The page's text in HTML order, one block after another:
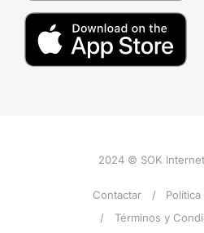
2024 © SOK
Contactar
Términos y